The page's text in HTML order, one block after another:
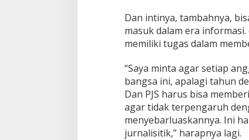
m
P
e
m
a
n
g
u
n
a
n
Dan intinya, tambahnya,
masuk dalam era
memiliki tugas dalam
“Saya minta agar setiap
bangsa ini, apalagi tahun
Dan PJS harus bisa
agar tidak terpengaruh
menyebarluaskannya. Ini
jurnalisitik,” harapnya lagi.